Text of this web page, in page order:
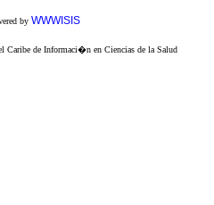
by WWWISIS
Caribe de Informaci�n en Ciencias de la Salud